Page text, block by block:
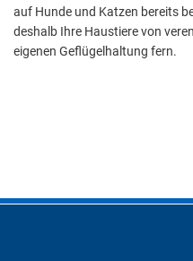
auf Hunde und Katzen bereits
deshalb Ihre Haustiere von
eigenen Geflügelhaltung fern.